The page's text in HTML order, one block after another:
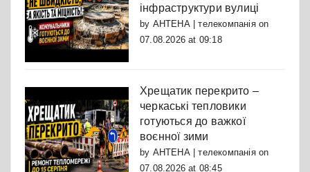
інфраструктури вулиці
by АНТЕНА | телекомпаніяon
07.08.2026 at 09:18
Хрещатик перекрито –
черкаські тепловики
готуються до важкої
воєнної зими
by АНТЕНА | телекомпаніяon
07.08.2026 at 08:45